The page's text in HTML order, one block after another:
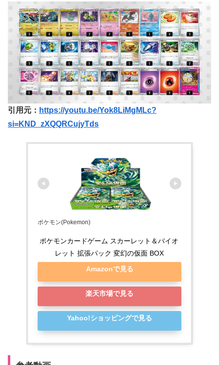
引用元： https://youtu.be/Yok8LiMgMLc?
si=KND_zXQQRCujyTds
ポケモン(Pokemon)
ポケモンカードゲーム スカーレット＆バイオ
レット 拡張パック 変幻の仮面 BOX
Amazonで見る
楽天市場で見る
Yahoo!ショッピングで見る